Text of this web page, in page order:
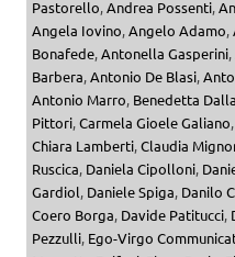
Pastorello,Andrea Possenti,
Angela Iovino,Angelo Adamo,
Bonafede,Antonella Gasperini,
Barbera,Antonio De Blasi,
Antonio Marro, Benedetta
Pittori,Carmela Gioele Galiano
Chiara Lamberti,Claudia
Ruscica, Daniela Cipolloni,
Gardiol, Daniele Spiga, Danilo
Coero Borga, Davide Patitucci,
Pezzulli, Ego-Virgo